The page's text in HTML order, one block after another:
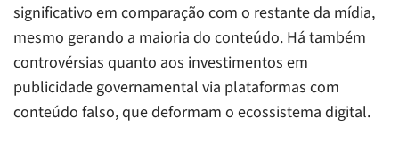
significativo em comparação com o restante da mídia,
mesmo gerando a maioria do conteúdo. Há também
controvérsias quanto aos investimentos em
publicidade governamental via plataformas com
conteúdo falso, que deformam o ecossistema digital.